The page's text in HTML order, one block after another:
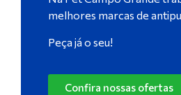
melhores marcas de
Peça já o seu!
Confira nossas ofertas